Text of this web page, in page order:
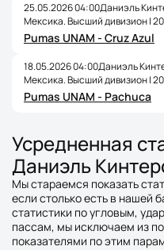
25.05.2026 04:00Даниэль
Мексика. Высший дивизион |
Pumas UNAM - Cruz Azul
18.05.2026 04:00Даниэль
Мексика. Высший дивизион |
Pumas UNAM - Pachuca
Усредненная
Даниэль
Мы стараемся показать
если столько есть в нашей
статистики по угловым,
пассам, мы исключаем из
показателями по этим